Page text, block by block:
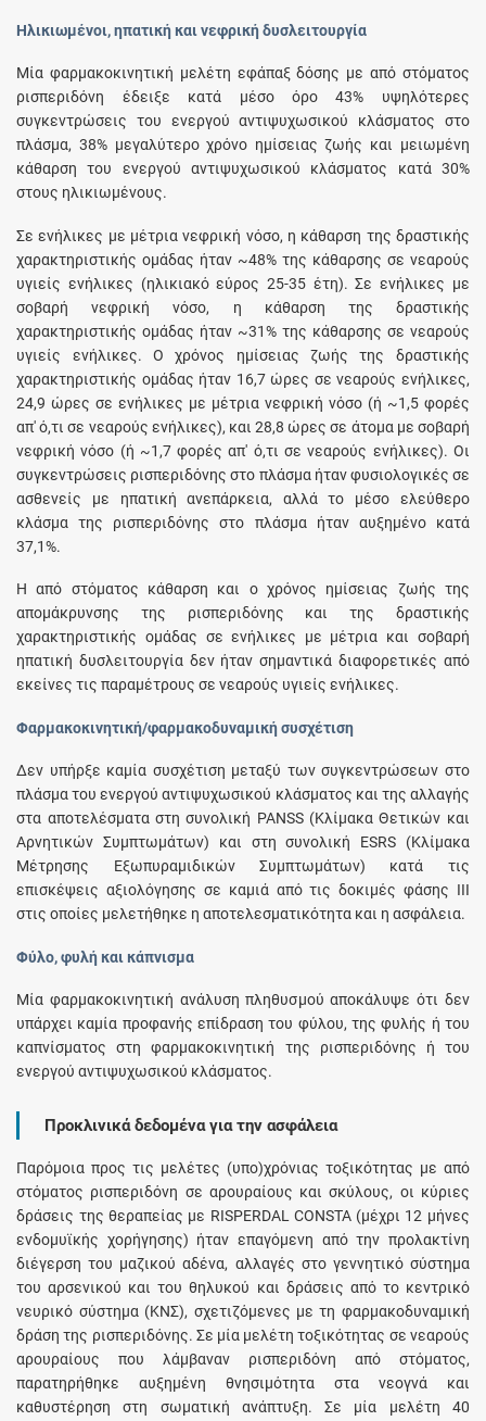
Ηλικιωμένοι, ηπατική και νεφρική δυσλειτουργία
Μία φαρμακοκινητική μελέτη εφάπαξ δόσης με από στόματος
ρισπεριδόνη έδειξε κατά μέσο όρο 43% υψηλότερες
συγκεντρώσεις του ενεργού αντιψυχωσικού κλάσματος στο
πλάσμα, 38% μεγαλύτερο χρόνο ημίσειας ζωής και μειωμένη
κάθαρση του ενεργού αντιψυχωσικού κλάσματος κατά 30%
στους ηλικιωμένους.
Σε ενήλικες με μέτρια νεφρική νόσο, η κάθαρση της δραστικής
χαρακτηριστικής ομάδας ήταν ~48% της κάθαρσης σε νεαρούς
υγιείς ενήλικες (ηλικιακό εύρος 25-35 έτη). Σε ενήλικες με
σοβαρή νεφρική νόσο, η κάθαρση της δραστικής
χαρακτηριστικής ομάδας ήταν ~31% της κάθαρσης σε νεαρούς
υγιείς ενήλικες. Ο χρόνος ημίσειας ζωής της δραστικής
χαρακτηριστικής ομάδας ήταν 16,7 ώρες σε νεαρούς ενήλικες,
24,9 ώρες σε ενήλικες με μέτρια νεφρική νόσο (ή ~1,5 φορές
απ' ό,τι σε νεαρούς ενήλικες), και 28,8 ώρες σε άτομα με σοβαρή
νεφρική νόσο (ή ~1,7 φορές απ' ό,τι σε νεαρούς ενήλικες). Οι
συγκεντρώσεις ρισπεριδόνης στο πλάσμα ήταν φυσιολογικές σε
ασθενείς με ηπατική ανεπάρκεια, αλλά το μέσο ελεύθερο
κλάσμα της ρισπεριδόνης στο πλάσμα ήταν αυξημένο κατά
37,1%.
Η από στόματος κάθαρση και ο χρόνος ημίσειας ζωής της
απομάκρυνσης της ρισπεριδόνης και της δραστικής
χαρακτηριστικής ομάδας σε ενήλικες με μέτρια και σοβαρή
ηπατική δυσλειτουργία δεν ήταν σημαντικά διαφορετικές από
εκείνες τις παραμέτρους σε νεαρούς υγιείς ενήλικες.
Φαρμακοκινητική/φαρμακοδυναμική συσχέτιση
Δεν υπήρξε καμία συσχέτιση μεταξύ των συγκεντρώσεων στο
πλάσμα του ενεργού αντιψυχωσικού κλάσματος και της αλλαγής
στα αποτελέσματα στη συνολική PANSS (Κλίμακα Θετικών και
Αρνητικών Συμπτωμάτων) και στη συνολική ESRS (Κλίμακα
Μέτρησης Εξωπυραμιδικών Συμπτωμάτων) κατά τις
επισκέψεις αξιολόγησης σε καμιά από τις δοκιμές φάσης ΙΙΙ
στις οποίες μελετήθηκε η αποτελεσματικότητα και η ασφάλεια.
Φύλο, φυλή και κάπνισμα
Μία φαρμακοκινητική ανάλυση πληθυσμού αποκάλυψε ότι δεν
υπάρχει καμία προφανής επίδραση του φύλου, της φυλής ή του
καπνίσματος στη φαρμακοκινητική της ρισπεριδόνης ή του
ενεργού αντιψυχωσικού κλάσματος.
Προκλινικά δεδομένα για την ασφάλεια
Παρόμοια προς τις μελέτες (υπο)χρόνιας τοξικότητας με από
στόματος ρισπεριδόνη σε αρουραίους και σκύλους, οι κύριες
δράσεις της θεραπείας με RISPERDAL CONSTA (μέχρι 12 μήνες
ενδομυϊκής χορήγησης) ήταν επαγόμενη από την προλακτίνη
διέγερση του μαζικού αδένα, αλλαγές στο γεννητικό σύστημα
του αρσενικού και του θηλυκού και δράσεις από το κεντρικό
νευρικό σύστημα (ΚΝΣ), σχετιζόμενες με τη φαρμακοδυναμική
δράση της ρισπεριδόνης. Σε μία μελέτη τοξικότητας σε νεαρούς
αρουραίους που λάμβαναν ρισπεριδόνη από στόματος,
παρατηρήθηκε αυξημένη θνησιμότητα στα νεογνά και
καθυστέρηση στη σωματική ανάπτυξη. Σε μία μελέτη 40